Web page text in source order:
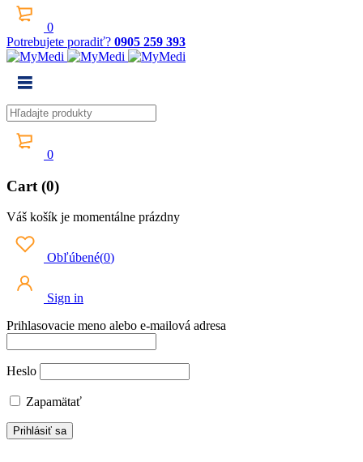
0
Potrebujete poradiť? 0905 259 393
0
Cart (0)
Váš košík je momentálne prázdny
Obľúbené(0)
Sign in
Prihlasovacie meno alebo e-mailová adresa
Heslo
Zapamätať